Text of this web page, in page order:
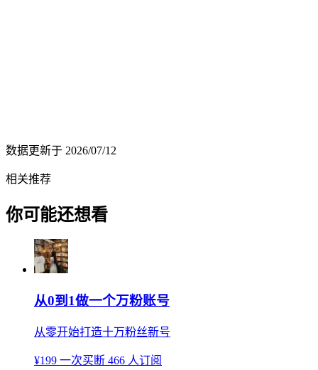
数据更新于 2026/07/12
相关推荐
你可能还想看
从0到1做一个万粉账号
从零开始打造十万粉丝新号
¥199 一次买断 466 人订阅